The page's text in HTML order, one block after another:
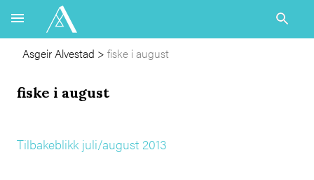
Asgeir Alvestad > fiske i august
fiske i august
Tilbakeblikk juli/august 2013